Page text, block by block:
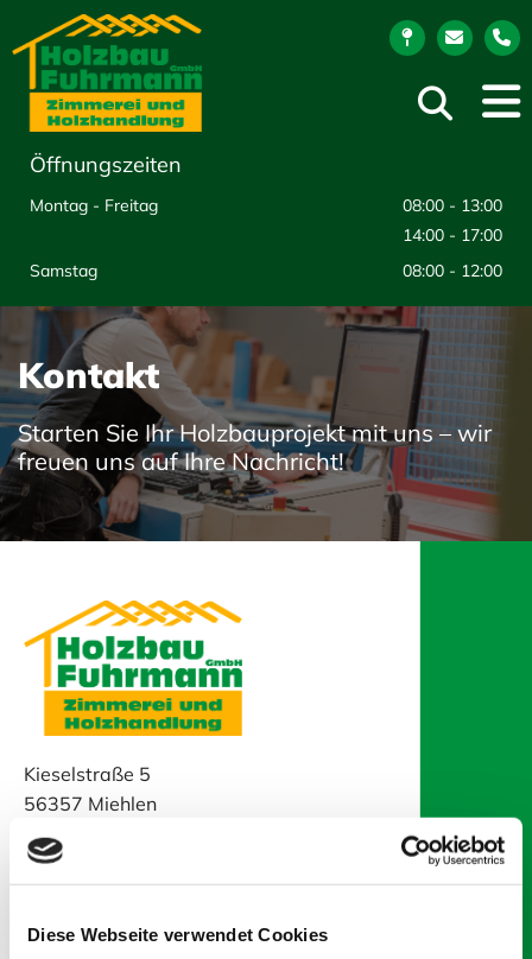
Diese Webseite verwendet Cookies
Öffnungszeiten
Montag - Freitag
08:00 - 13:00
14:00 - 17:00
Samstag
08:00 - 12:00
Kontakt
Starten Sie Ihr Holzbauprojekt mit uns – wir
freuen uns auf Ihre Nachricht!
Kieselstraße 5
56357 Miehlen
Telefon:
E-Mail:
Öffnungszeiten